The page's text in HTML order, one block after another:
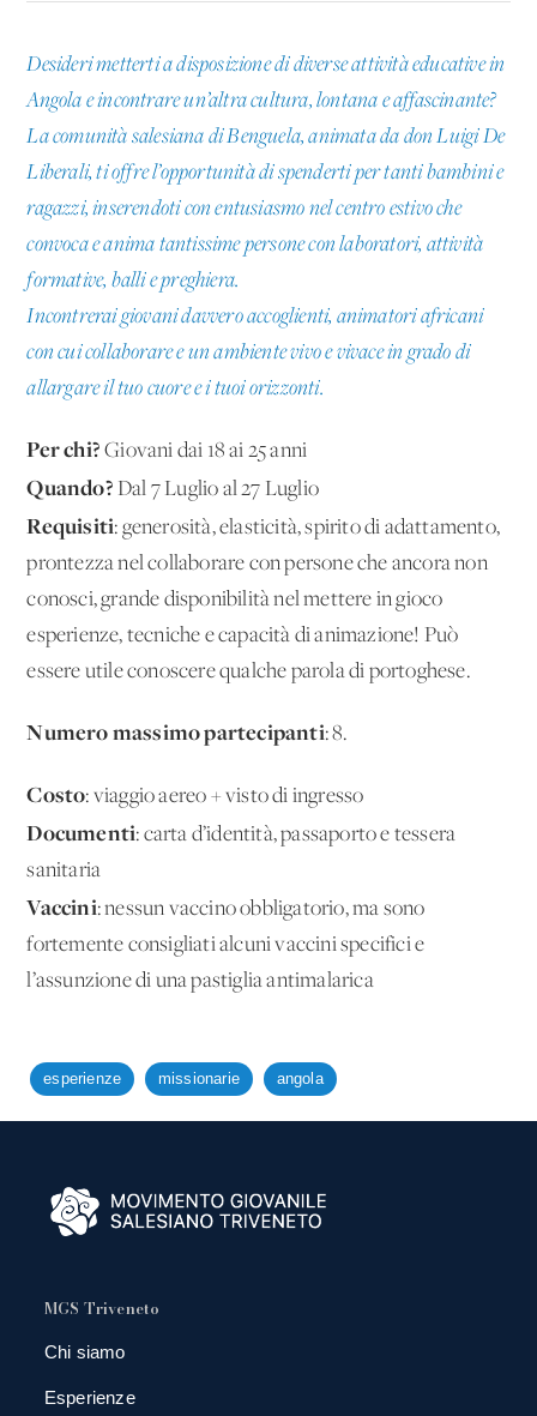
Desideri metterti a disposizione di diverse attività educative in
Angola e incontrare un’altra cultura, lontana e affascinante?
La comunità salesiana di Benguela, animata da don Luigi De
Liberali, ti offre l’opportunità di spenderti per tanti bambini e
ragazzi, inserendoti con entusiasmo nel centro estivo che
convoca e anima tantissime persone con laboratori, attività
formative, balli e preghiera.
Incontrerai giovani davvero accoglienti, animatori africani
con cui collaborare e un ambiente vivo e vivace in grado di
allargare il tuo cuore e i tuoi orizzonti.
Per chi? Giovani dai 18 ai 25 anni
Quando? Dal 7 Luglio al 27 Luglio
Requisiti: generosità, elasticità, spirito di adattamento,
prontezza nel collaborare con persone che ancora non
conosci, grande disponibilità nel mettere in gioco
esperienze, tecniche e capacità di animazione! Può
essere utile conoscere qualche parola di portoghese.
Numero massimo partecipanti: 8.
Costo: viaggio aereo + visto di ingresso
Documenti: carta d’identità, passaporto e tessera
sanitaria
Vaccini: nessun vaccino obbligatorio, ma sono
fortemente consigliati alcuni vaccini specifici e
l’assunzione di una pastiglia antimalarica
esperienze missionarie angola
MGS Triveneto
Chi siamo
Esperienze